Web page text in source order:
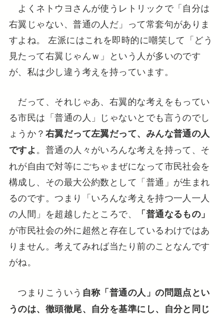
よくネトウヨさんが使うレトリックで「自分は
右翼じゃない、普通の人だ」って常套句がありま
すよね。 左派にはこれを即時的に嘲笑して「どう
見たって右翼じゃんｗ」という人が多いのです
が、私は少し違う考えを持っています。
だって、それじゃあ、右翼的な考えをもってい
る市民は「普通の人」じゃないとでも言うのでし
ょうか？ 右翼だって左翼だって、みんな普通の人
ですよ。普通の人々がいろんな考えを持って、そ
れが自由で対等にごちゃまぜになって市民社会を
構成し、その最大公約数として「普通」が生まれ
るのです。つまり「いろんな考えを持つ一人一人
の人間」を超越したところで、
「普通なるもの」
が市民社会の外に超然と存在しているわけではあ
りません。考えてみれば当たり前のことなんです
がね。
つまりこういう 自称「普通の人」の問題点とい
うのは、徹頭徹尾、自分を基準にし、自分と同じ